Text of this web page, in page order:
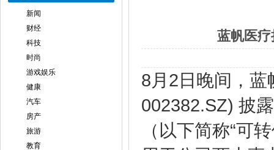
新闻
财经
科技
时尚
游戏娱乐
健康
汽车
房产
旅游
教育
蓝帆医
8月2日晚间，蓝
002382.SZ) 披
（以下简称“可